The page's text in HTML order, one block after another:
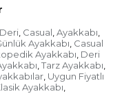
Deri, Casual, Ayakkabı,
Ayakkabı, Casual
Ayakkabı, Deri
, Tarz Ayakkabı,
, Uygun Fiyatlı
Ayakkabı,